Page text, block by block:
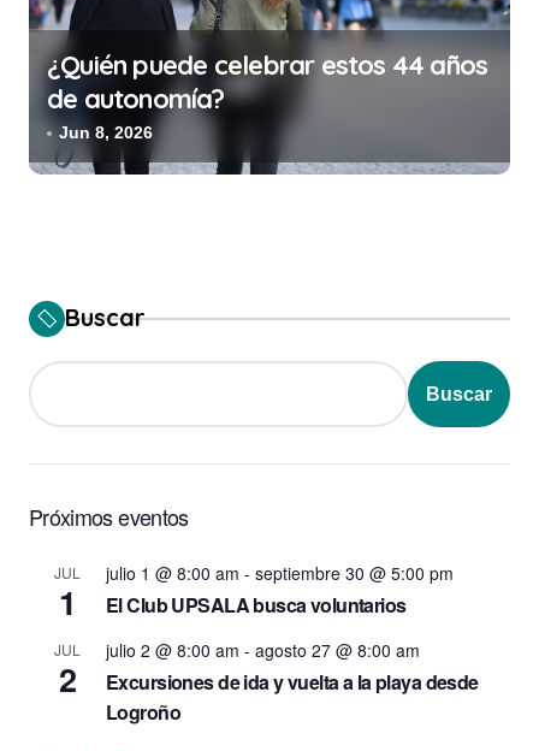
¿Quién puede celebrar estos 44 años
de autonomía?
Jun 8, 2026
Buscar
Buscar
Próximos eventos
JUL
1
julio 1 @ 8:00 am - septiembre 30 @ 5:00 pm
El Club UPSALA busca voluntarios
JUL
2
julio 2 @ 8:00 am - agosto 27 @ 8:00 am
Excursiones de ida y vuelta a la playa desde
Logroño